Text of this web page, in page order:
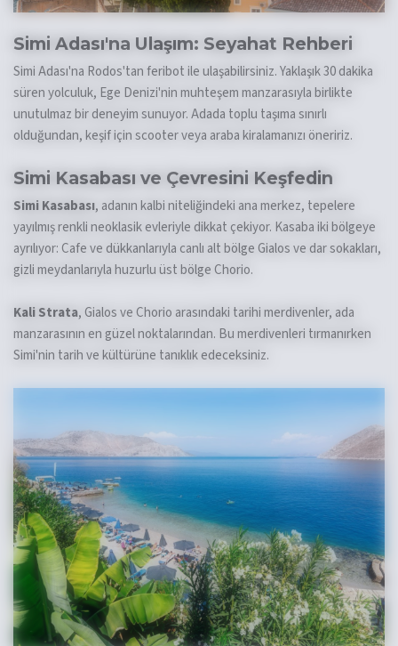
Simi Adası'na Ulaşım: Seyahat Rehberi
Simi Adası'na Rodos'tan feribot ile ulaşabilirsiniz. Yaklaşık 30 dakika
süren yolculuk, Ege Denizi'nin muhteşem manzarasıyla birlikte
unutulmaz bir deneyim sunuyor. Adada toplu taşıma sınırlı
olduğundan, keşif için scooter veya araba kiralamanızı öneririz.
Simi Kasabası ve Çevresini Keşfedin
Simi Kasabası, adanın kalbi niteliğindeki ana merkez, tepelere
yayılmış renkli neoklasik evleriyle dikkat çekiyor. Kasaba iki bölgeye
ayrılıyor: Cafe ve dükkanlarıyla canlı alt bölge Gialos ve dar sokakları,
gizli meydanlarıyla huzurlu üst bölge Chorio.
Kali Strata, Gialos ve Chorio arasındaki tarihi merdivenler, ada
manzarasının en güzel noktalarından. Bu merdivenleri tırmanırken
Simi'nin tarih ve kültürüne tanıklık edeceksiniz.